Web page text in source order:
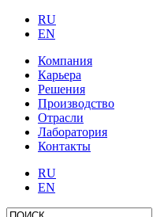
RU
EN
Компания
Карьера
Решения
Производство
Отрасли
Лаборатория
Контакты
RU
EN